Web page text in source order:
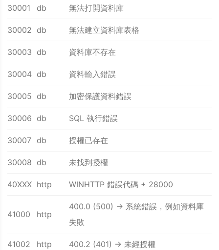
30001 db 無法打開資料庫
30002 db 無法建立資料庫表格
30003 db 資料庫不存在
30004 db 資料輸入錯誤
30005 db 加密保護資料錯誤
30006 db SQL 執行錯誤
30007 db 授權已存在
30008 db 未找到授權
40XXX http WINHTTP 錯誤代碼 + 28000
41000 http
400.0 (500) -> 系統錯誤，例如資料庫
失敗
41002 http 400.2 (401) -> 未經授權